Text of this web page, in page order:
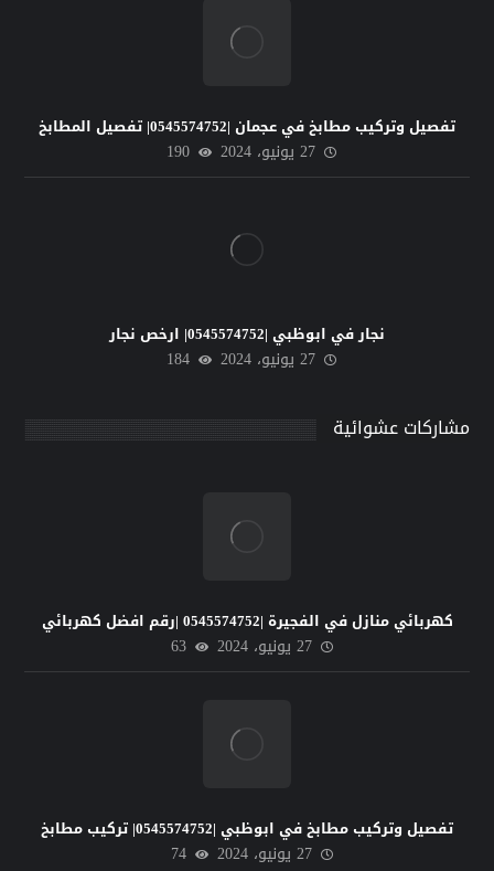
تفصيل وتركيب مطابخ في عجمان |0545574752| تفصيل المطابخ
27 يونيو، 2024 190
نجار في ابوظبي |0545574752| ارخص نجار
27 يونيو، 2024 184
مشاركات عشوائية
كهربائي منازل في الفجيرة |0545574752 |رقم افضل كهربائي
27 يونيو، 2024 63
تفصيل وتركيب مطابخ في ابوظبي |0545574752| تركيب مطابخ
27 يونيو، 2024 74